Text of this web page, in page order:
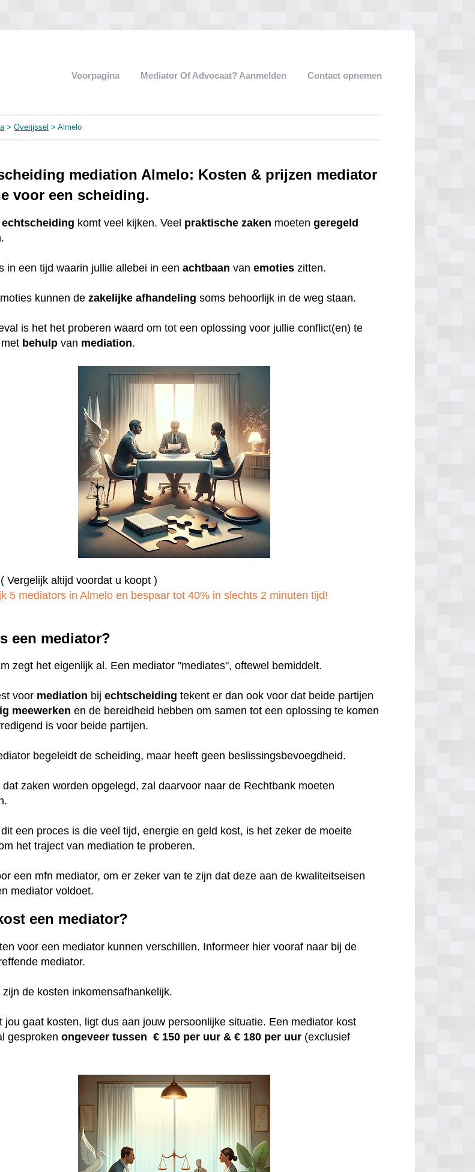
Voorpagina Mediator Of Advocaat? Aanmelden Contact opnemen
>Overijssel > Almelo
mediation Almelo: Kosten & prijzen mediator
voor een scheiding.
echtscheiding komt veel kijken. Veel praktische zaken moetengeregeld
in een tijd waarin jullie allebei in eenachtbaan vanemoties zitten.
kunnen dezakelijke afhandeling soms behoorlijk in de weg staan.
is het het proberen waard om tot een oplossing voor jullie conflict(en) te
behulp van mediation.
Vergelijk altijd voordat u koopt )
5 mediators in Almelo en bespaar tot 40% in slechts 2 minuten tijd!
een mediator?
zegt het eigenlijk al. Een mediator "mediates", oftewel bemiddelt.
voor mediation bijechtscheiding tekent er dan ook voor dat beide partijen
meewerken en de bereidheid hebben om samen tot een oplossing te komen
is voor beide partijen.
begeleidt de scheiding, maar heeft geen beslissingsbevoegdheid.
dat zaken worden opgelegd, zal daarvoor naar de Rechtbank moeten
een proces is die veel tijd, energie en geld kost, is het zeker de moeite
het traject van mediation te proberen.
een mfn mediator, om er zeker van te zijn dat deze aan de kwaliteitseisen
mediator voldoet.
een mediator?
voor een mediator kunnen verschillen. Informeer hier vooraf naar bij de
mediator.
zijn de kosten inkomensafhankelijk.
jou gaat kosten, ligt dus aan jouw persoonlijke situatie. Een mediator kost
gesprokenongeveer tussen € 150 per uur &€ 180 per uur (exclusief